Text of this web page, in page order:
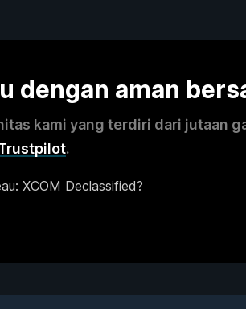
dengan aman
kami yang terdiri dari jutaan
.
XCOM Declassified?